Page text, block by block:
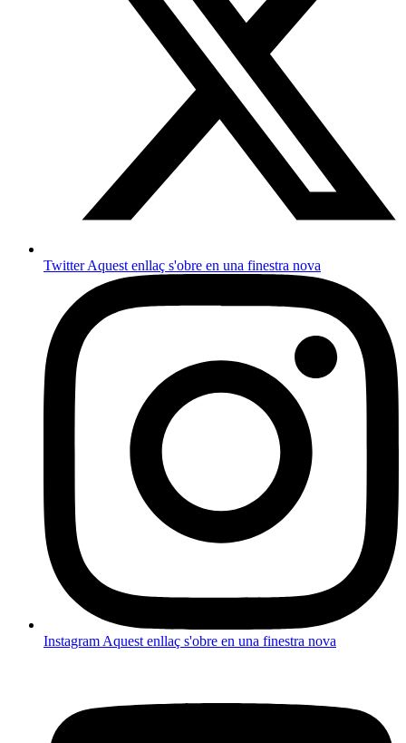
TwitterAquest enllaç s'obre en una finestra nova
Instagram Aquest enllaç s'obre en una finestra nova